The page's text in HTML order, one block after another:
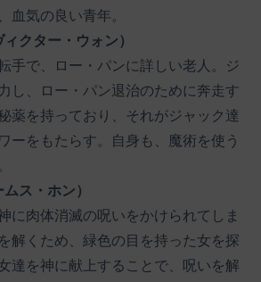
血気の良い青年。
クター・ウォン）
手で、ロー・パンに詳しい老人。ジ
し、ロー・パン退治のために奔走す
薬を持っており、それがジャック達
ーをもたらす。自身も、魔術を使う
ス・ホン）
に肉体消滅の呪いをかけられてしま
解くため、緑色の目を持った女を探
達を神に献上することで、呪いを解